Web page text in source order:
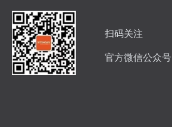
扫码关注
官方微信公众号